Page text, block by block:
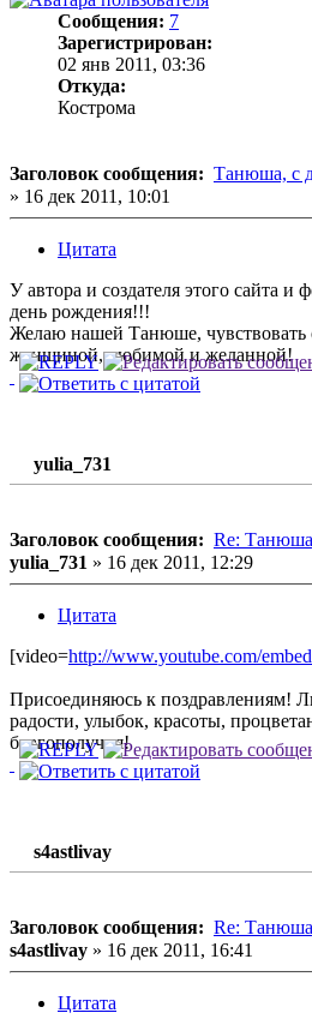
Сообщения: 7
Зарегистрирован:
02 янв 2011, 03:36
Откуда:
Кострома
Заголовок сообщения: Танюша, с
» 16 дек 2011, 10:01
Цитата
У автора и создателя этого сайта
день рождения!!!
Желаю нашей Танюше, чувствовать
женщиной, любимой и желанной!
yulia_731
Заголовок сообщения: Re:
yulia_731 » 16 дек 2011, 12:29
Цитата
[video=http://www.youtube.com/
Присоединяюсь к поздравлениям!
радости, улыбок, красоты,
благополучия!
s4astlivay
Заголовок сообщения: Re:
s4astlivay » 16 дек 2011, 16:41
Цитата